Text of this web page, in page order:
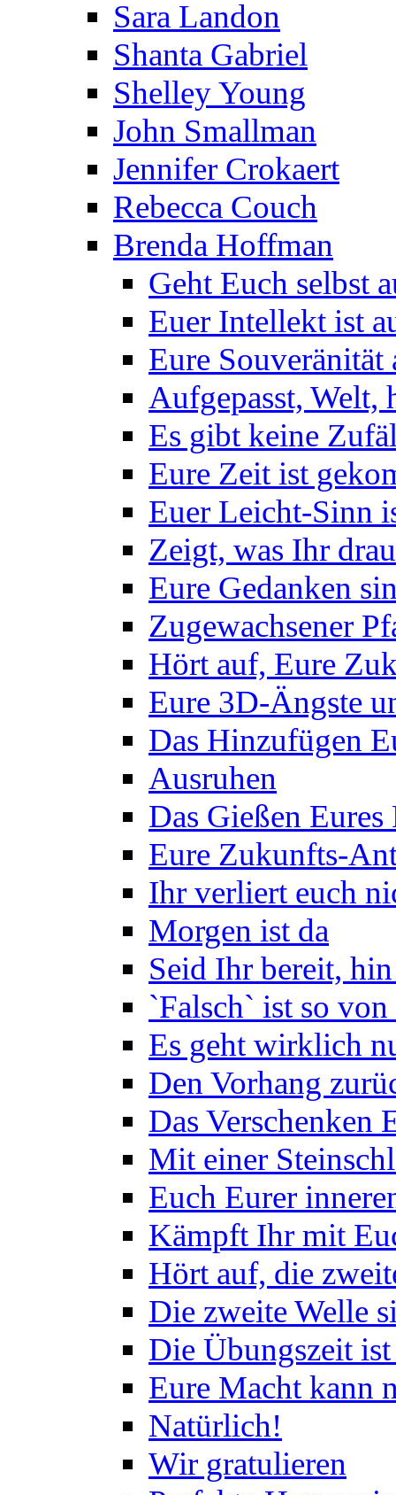
Sara Landon
Shanta Gabriel
Shelley Young
John Smallman
Jennifer Crokaert
Rebecca Couch
Brenda Hoffman
Geht Euch selbst
Euer Intellekt ist
Eure Souveränität
Aufgepasst, Welt,
Es gibt keine
Eure Zeit ist
Euer Leicht-Sinn
Zeigt, was Ihr
Eure Gedanken
Zugewachsener
Hört auf, Eure
Eure 3D-Ängste
Das Hinzufügen
Ausruhen
Das Gießen Eures
Eure Zukunfts-
Ihr verliert euch
Morgen ist da
Seid Ihr bereit,
`Falsch` ist so von
Es geht wirklich
Den Vorhang
Das Verschenken
Mit einer
Euch Eurer
Kämpft Ihr mit
Hört auf, die
Die zweite Welle
Die Übungszeit
Eure Macht kann
Natürlich!
Wir gratulieren